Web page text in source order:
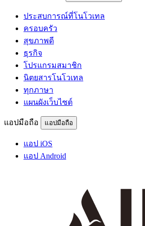
ประสบการณ์ที่โนโวเทล
ครอบครัว
สุขภาพดี
ธุรกิจ
โปรแกรมสมาชิก
นิตยสารโนโวเทล
ทุกภาษา
แผนผังเว็บไซต์
แอปมือถือ แอปมือถือ
แอป iOS
แอป Android